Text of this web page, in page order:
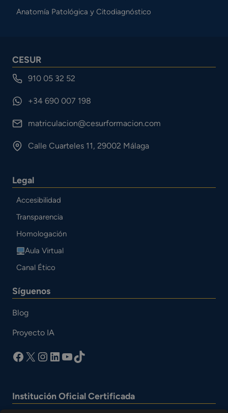
Anatomía Patológica y Citodiagnóstico
CESUR
910 05 32 52
+34 690 007 198
matriculacion@cesurformacion.com
Calle Cuarteles 11, 29002 Málaga
Legal
Accesibilidad
Transparencia
Homologación
Aula Virtual
Canal Ético
Síguenos
Blog
Proyecto IA
facebook
X Instagram
LinkedIn
YouTube
TikTok
Institución Oficial Certificada